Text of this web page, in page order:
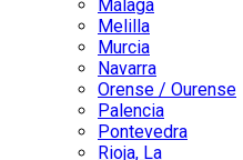
Málaga
Melilla
Murcia
Navarra
Orense / Ourense
Palencia
Pontevedra
Rioja, La